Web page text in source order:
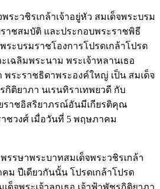
ระวชิรเกล้าเจ้าอยู่หัว สมเด็จพระบรม
าชสมบัติ และประกอบพระราชพิธี
ระบรมราชโองการโปรดเกล้าโปรด
ฉลิมพระนาม พระเจ้าหลานเธอ
พระราชธิดาพระองค์ใหญ่ เป็น สมเด็จ
กิติยาภา นเรนทิราเทพยวดี กับ
ราชอิสริยาภรณ์อันมีเกียรติคุณ
าชวงศ์ เมื่อวันที่ 5 พฤษภาคม
รษาพระบาทสมเด็จพระวชิรเกล้า
คม ปีเดียวกันนั้น โปรดเกล้าโปรด
ด็จพระเจ้าลูกเธอ เจ้าฟ้าพัชรกิติยาภา